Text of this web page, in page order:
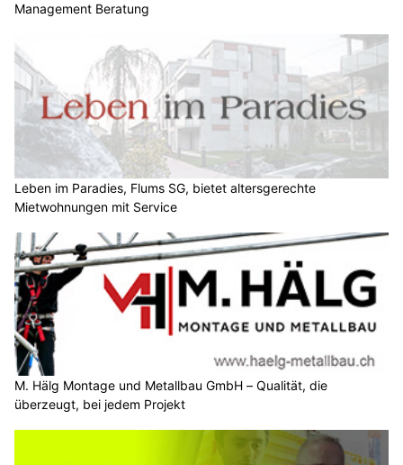
Management Beratung
Leben im Paradies, Flums SG, bietet altersgerechte
Mietwohnungen mit Service
M. Hälg Montage und Metallbau GmbH – Qualität, die
überzeugt, bei jedem Projekt